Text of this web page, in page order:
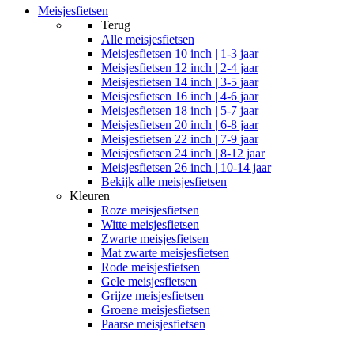
Meisjesfietsen
Terug
Alle meisjesfietsen
Meisjesfietsen 10 inch | 1-3 jaar
Meisjesfietsen 12 inch | 2-4 jaar
Meisjesfietsen 14 inch | 3-5 jaar
Meisjesfietsen 16 inch | 4-6 jaar
Meisjesfietsen 18 inch | 5-7 jaar
Meisjesfietsen 20 inch | 6-8 jaar
Meisjesfietsen 22 inch | 7-9 jaar
Meisjesfietsen 24 inch | 8-12 jaar
Meisjesfietsen 26 inch | 10-14 jaar
Bekijk alle meisjesfietsen
Kleuren
Roze meisjesfietsen
Witte meisjesfietsen
Zwarte meisjesfietsen
Mat zwarte meisjesfietsen
Rode meisjesfietsen
Gele meisjesfietsen
Grijze meisjesfietsen
Groene meisjesfietsen
Paarse meisjesfietsen